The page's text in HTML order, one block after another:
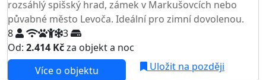
rozsáhlý spišský hrad, zámek v Markušovcích nebo
půvabné město Levoča. Ideální pro zimní dovolenou.
8
3
Od: 2.414 Kčza objekt a noc
Více o objektu Uložit na později